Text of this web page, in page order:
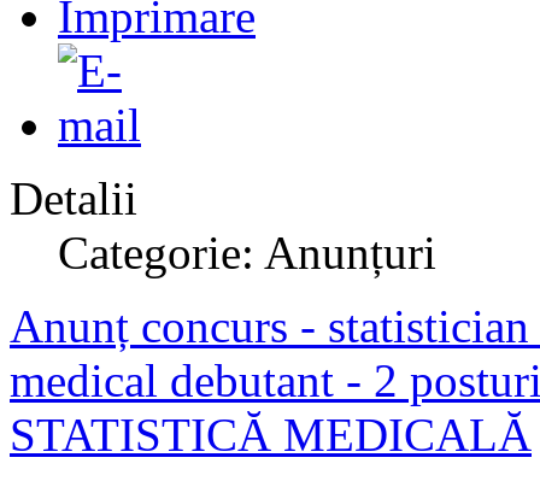
Detalii
Categorie: Anunțuri
Anunț concurs -
medical debutant - 2
STATISTICĂ MEDICALĂ